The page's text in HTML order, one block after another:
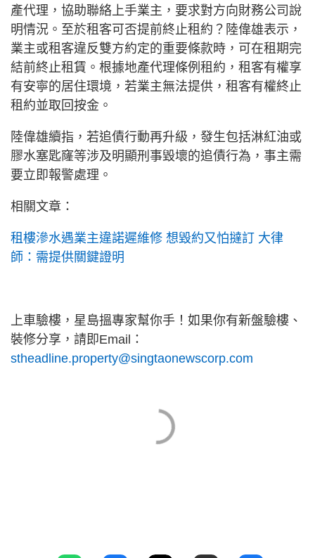
產代理，協助聯絡上手業主，要求對方向財務公司說
明情況。至於租客可否提前終止租約？陸偉雄表示，
業主或租客違反雙方約定的重要條款時，可在租期完
結前終止租賃。根據地產代理條例租約，租客有權享
有安寧的居住環境，若業主無法提供，租客有權終止
租約並取回按金。
陸偉雄續指，若追債行動再升級，發生包括淋紅油或
膠水塞匙窿等涉及明顯刑事毀壞的追債行為，事主需
要立即報警處理。
相關文章：
租樓滲水遇業主違諾遲維修 想毀約又怕撻訂 大律
師：需提供關鍵證明
上車驗樓，星島搵專家幫你手！如果你有新盤驗樓、
裝修分享，請即Email：
stheadline.property@singtaonewscorp.com